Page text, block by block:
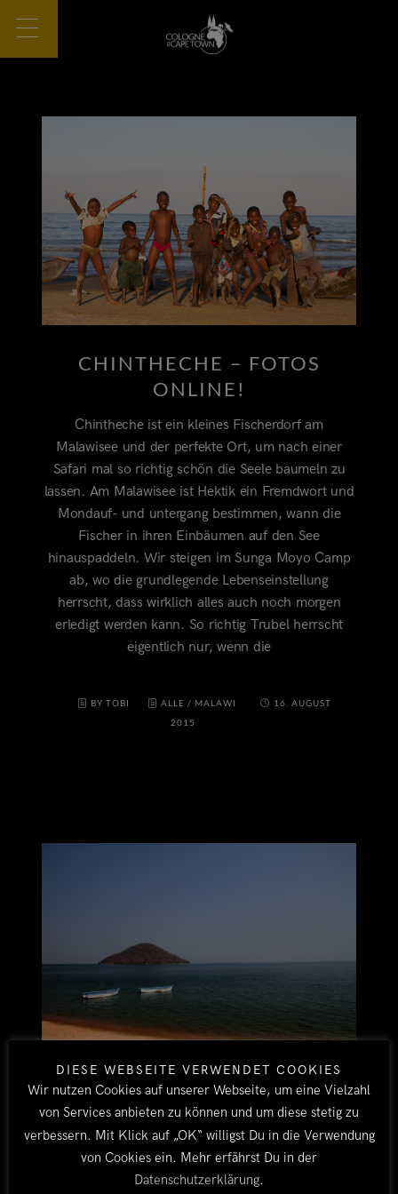
CHINTHECHE – FOTOS
ONLINE!
Chintheche ist ein kleines Fischerdorf am
Malawisee und der perfekte Ort, um nach einer
Safari mal so richtig schön die Seele baumeln zu
lassen. Am Malawisee ist Hektik ein Fremdwort und
Mondauf- und untergang bestimmen, wann die
Fischer in ihren Einbäumen auf den See
hinauspaddeln. Wir steigen im Sunga Moyo Camp
ab, wo die grundlegende Lebenseinstellung
herrscht, dass wirklich alles auch noch morgen
erledigt werden kann. So richtig Trubel herrscht
eigentlich nur, wenn die
BY TOBI ALLE / MALAWI
16. AUGUST
2015
AM MALAWISEE
Der Malawisee ist Afrikas drittgrößter See. Er
bedeckt rund ein Fünftel der Fläche des Landes
und bildet praktisch von Norden bis Süden die
DIESE WEBSEITE VERWENDET COOKIES
Wir nutzen Cookies auf unserer Webseite, um eine Vielzahl
von Services anbieten zu können und um diese stetig zu
verbessern. Mit Klick auf „OK“ willigst Du in die Verwendung
von Cookies ein. Mehr erfährst Du in der
Datenschutzerklärung.